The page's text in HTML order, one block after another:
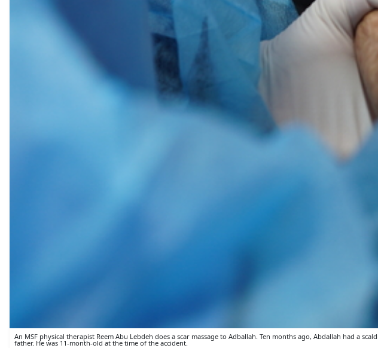
An MSF physical therapist Reem Abu Lebdeh does a scar massage to Adballah. Ten months ago, Abdallah had a
father. He was 11-month-old at the time of the accident.